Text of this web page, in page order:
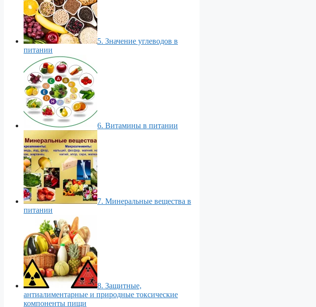
5. Значение углеводов в
питании
6. Витамины в питании
7. Минеральные вещества в
питании
8. Защитные,
антиалиментарные и природные токсические
компоненты пищи